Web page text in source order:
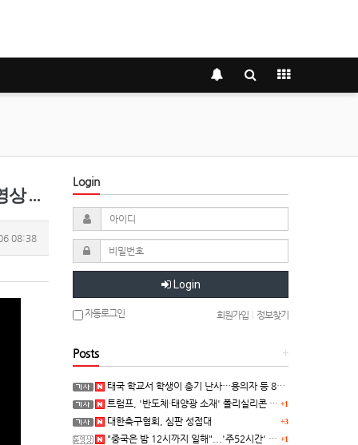
개
08:38
Login
Login
자동로그인 회원가입 정보찾기
+
Posts
태국 학교서 학생이 총기 난사…용의자 등 8명 숨져
+1
트럼프, '반도체·태양광 소재' 폴리실리콘 파생 제품에 15% 관세...한국 기업도 영향
+3
대한축구협회, 심판 성접대
+1
"중국은 밤 12시까지 일해"...'주52시간' 손볼까